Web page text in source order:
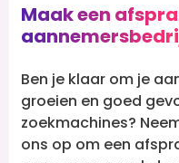
Maak een
Ben je klaar om je
groeien en goed
zoekmachines?
ons op om een